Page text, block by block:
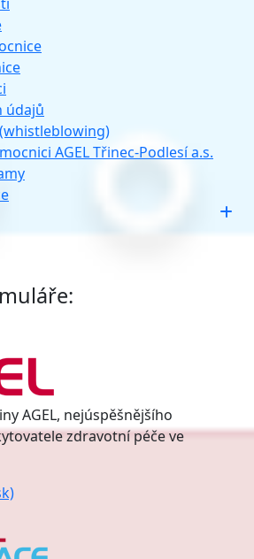
údajů
AGEL Třinec-Podlesí a.s.
AGEL, nejúspěšnějšího
zdravotní péče ve